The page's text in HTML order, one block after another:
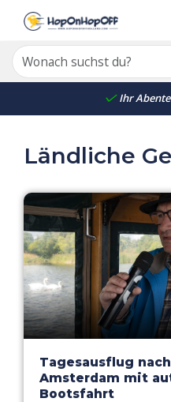
Ihr
Ländliche
Tagesausflug
Amsterdam mit
Bootsfahrt